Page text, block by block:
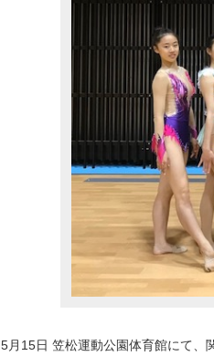
5月15日 笠松運動公園体育館にて、